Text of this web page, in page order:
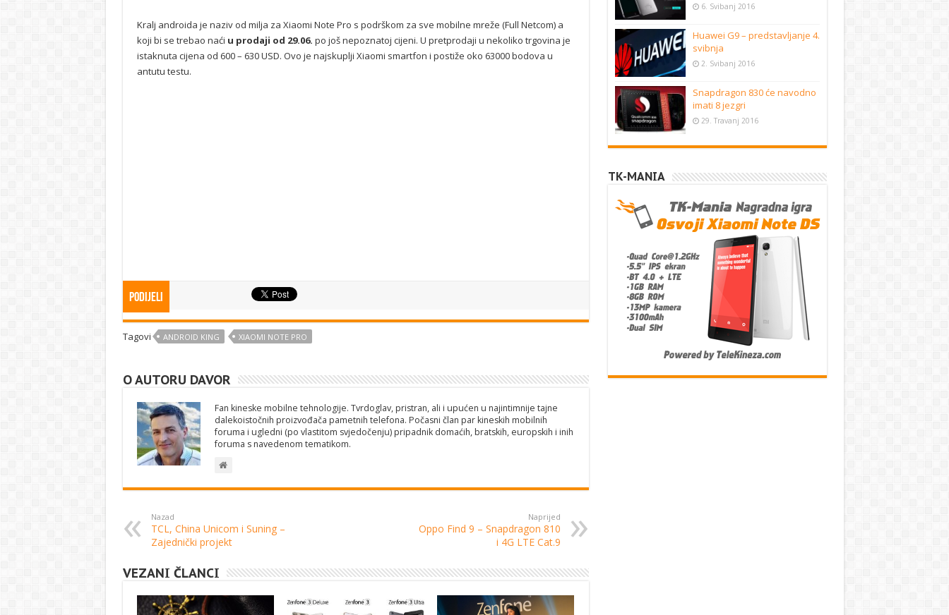
Kralj androida je naziv od milja za Xiaomi Note Pro s podrškom za sve mobilne mreže (Full Netcom) a
koji bi se trebao naći u prodaji od 29.06. po još nepoznatoj cijeni. U pretprodaji u nekoliko trgovina je
istaknuta cijena od 600 – 630 USD. Ovo je najskuplji Xiaomi smartfon i postiže oko 63000 bodova u
antutu testu.
Podijeli
Tagovi ANDROID KING XIAOMI NOTE PRO
O AUTORU DAVOR
Fan kineske mobilne tehnologije. Tvrdoglav, pristran, ali i upućen u najintimnije tajne
dalekoistočnih proizvođača pametnih telefona. Počasni član par kineskih mobilnih
foruma i ugledni (po vlastitom svjedočenju) pripadnik domaćih, bratskih, europskih i inih
foruma s navedenom tematikom.
Nazad
TCL, China Unicom i Suning –
Zajednički projekt
Naprijed
Oppo Find 9 – Snapdragon 810
i 4G LTE Cat.9
VEZANI ČLANCI
6. Svibanj 2016
Huawei G9 – predstavljanje 4.
svibnja
2. Svibanj 2016
Snapdragon 830 će navodno
imati 8 jezgri
29. Travanj 2016
TK-MANIA